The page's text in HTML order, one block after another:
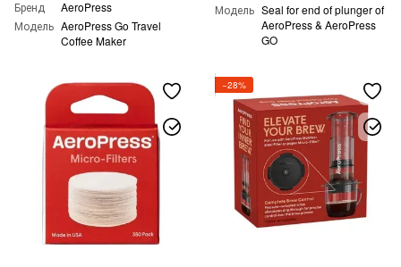
Бренд
AeroPress
Модель AeroPress Go Travel
Coffee Maker
Модель Seal for end of plunger of
AeroPress & AeroPress
GO
−28%